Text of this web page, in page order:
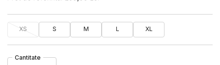
XS S M L XL
Cantitate